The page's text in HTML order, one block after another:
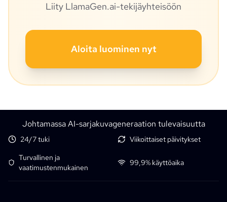
Liity LlamaGen.ai-tekijäyhteisöön
Aloita luominen nyt
Johtamassa AI-sarjakuvageneraation tulevaisuutta
24/7 tuki
Viikoittaiset päivitykset
Turvallinen ja
vaatimustenmukainen
99,9% käyttöaika